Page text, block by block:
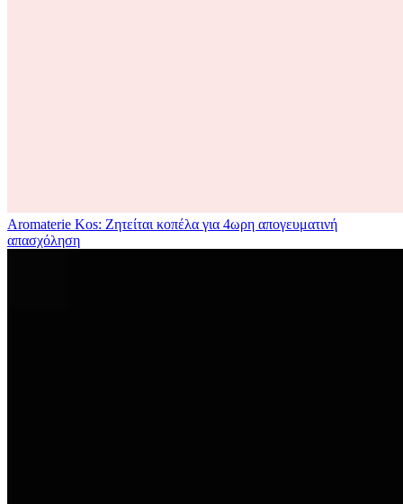
Aromaterie Kos: Ζητείται κοπέλα για 4ωρη απογευματινή
απασχόληση